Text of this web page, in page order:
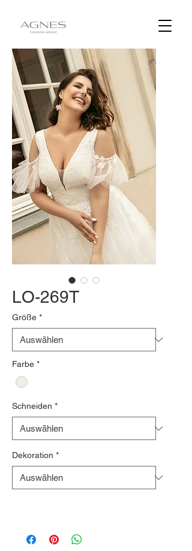
LO-269T
Größe *
Farbe *
Schneiden *
Dekoration *